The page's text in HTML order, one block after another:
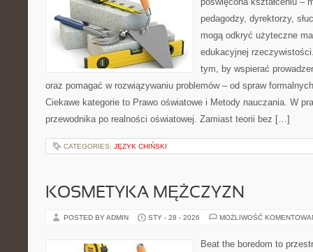
pedagodzy, dyrektorzy,
mogą odkryć użyteczne
edukacyjnej
tym, by wspierać
oraz pomagać w rozwiązywaniu problemów – od spraw
Ciekawe kategorie to Prawo oświatowe i Metody nauczania. W
przewodnika po realności oświatowej. Zamiast teorii bez […]
CATEGORIES: JĘZYK CHIŃSKI
KOSMETYKA MĘŻCZYZN
POSTED BY ADMIN STY - 28 - 2026 MOŻLIWOŚĆ
Beat the boredom to